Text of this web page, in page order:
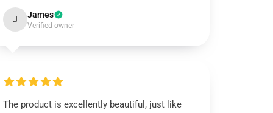
J James
Verified owner
The product is excellently beautiful, just like